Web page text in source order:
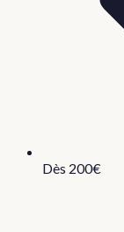
Dès 200€